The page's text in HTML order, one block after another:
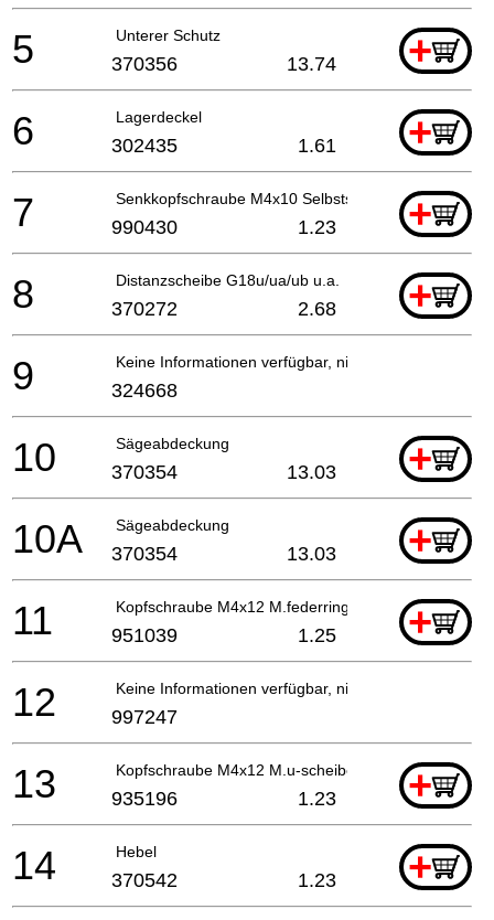
Unterer Schutz +
5 370356 13.74
Lagerdeckel +
6 302435 1.61
Senkkopfschraube M4x10 Selbstsi. +
7 990430 1.23
Distanzscheibe G18u/ua/ub u.a. +
8 370272 2.68
Keine Informationen verfügbar, nicht bestellbar
9 324668
Sägeabdeckung +
10 370354 13.03
Sägeabdeckung +
10A 370354 13.03
Kopfschraube M4x12 M.federring +
11 951039 1.25
Keine Informationen verfügbar, nicht bestellbar
12 997247
Kopfschraube M4x12 M.u-scheibe (schwarz), C 8fshe
+
13 935196 1.23
Hebel +
14 370542 1.23